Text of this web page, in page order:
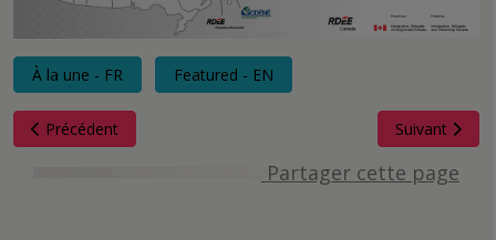
À la une - FR Featured - EN
Article précédent : Le CÉCS salue la tenue des rencontres du CA
Précédent Article
Suivant
Partager cette page